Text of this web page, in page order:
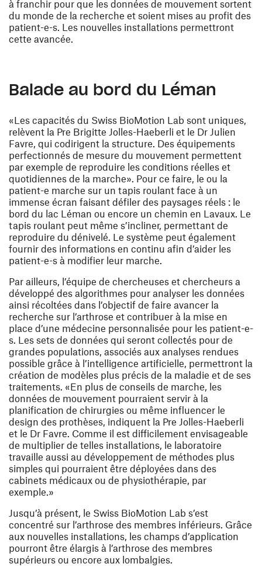
à franchir pour que les données de mouvement sortent
du monde de la recherche et soient mises au profit des
patient-e-s. Les nouvelles installations permettront
cette avancée.
Balade au bord du Léman
«Les capacités du Swiss BioMotion Lab sont uniques,
relèvent la Pre Brigitte Jolles-Haeberli et le Dr Julien
Favre, qui codirigent la structure. Des équipements
perfectionnés de mesure du mouvement permettent
par exemple de reproduire les conditions réelles et
quotidiennes de la marche». Pour ce faire, le ou la
patient-e marche sur un tapis roulant face à un
immense écran faisant défiler des paysages réels : le
bord du lac Léman ou encore un chemin en Lavaux. Le
tapis roulant peut même s’incliner, permettant de
reproduire du dénivelé. Le système peut également
fournir des informations en continu afin d’aider les
patient-e-s à modifier leur marche.
Par ailleurs, l’équipe de chercheuses et chercheurs a
développé des algorithmes pour analyser les données
ainsi récoltées dans l’objectif de faire avancer la
recherche sur l’arthrose et contribuer à la mise en
place d’une médecine personnalisée pour les patient-e-
s. Les sets de données qui seront collectés pour de
grandes populations, associés aux analyses rendues
possible grâce à l’intelligence artificielle, permettront la
création de modèles plus précis de la maladie et de ses
traitements. «En plus de conseils de marche, les
données de mouvement pourraient servir à la
planification de chirurgies ou même influencer le
design des prothèses, indiquent la Pre Jolles-Haeberli
et le Dr Favre. Comme il est difficilement envisageable
de multiplier de telles installations, le laboratoire
travaille aussi au développement de méthodes plus
simples qui pourraient être déployées dans des
cabinets médicaux ou de physiothérapie, par
exemple.»
Jusqu’à présent, le Swiss BioMotion Lab s’est
concentré sur l’arthrose des membres inférieurs. Grâce
aux nouvelles installations, les champs d’application
pourront être élargis à l’arthrose des membres
supérieurs ou encore aux lombalgies.